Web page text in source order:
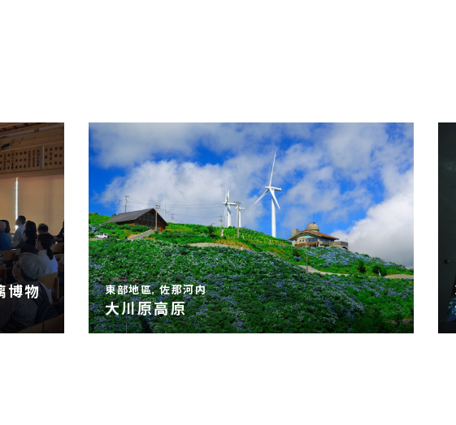
博物
東部地區, 佐那河内
大川原高原